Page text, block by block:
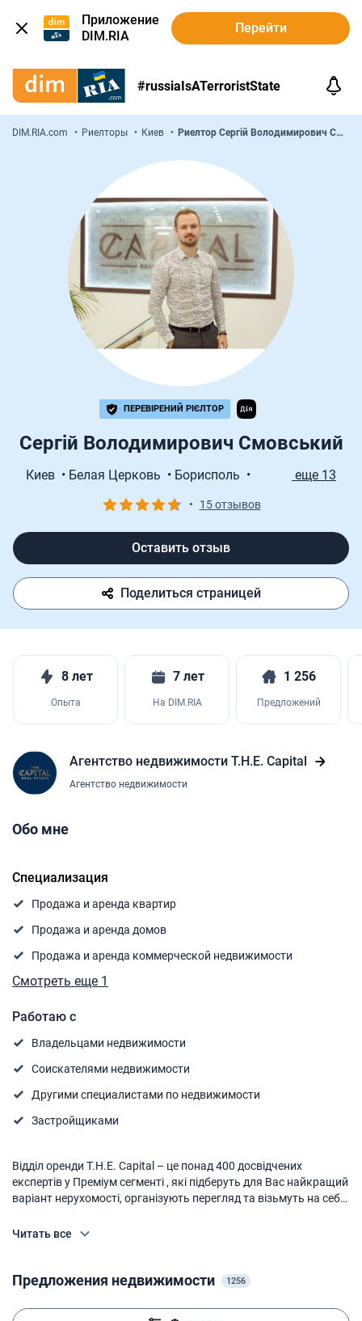
Приложение
DIM.RIA
Перейти
#russiaIsATerroristState
DIM.RIA.com Риелторы Киев Риелтор Сергій Володимирович Смовський
ПЕРЕВІРЕНИЙ РІЄЛТОР
Сергій Володимирович Смовський
Киев • Белая Церковь • Борисполь •
Иванков •Ирпень •
Переяслав‑Хмельницкий •
Яготин •Романовка
еще 13
• 15 отзывов
Оставить отзыв
Поделиться страницей
8 лет
Опыта
7 лет
На DIM.RIA
1 256
Предложений
Агентство недвижимости T.H.E. Capital
Агентство недвижимости
Обо мне
Специализация
Продажа и аренда квартир
Продажа и аренда домов
Продажа и аренда коммерческой недвижимости
Смотреть еще 1
Работаю с
Владельцами недвижимости
Соискателями недвижимости
Другими специалистами по недвижимости
Застройщиками
Відділ оренди T.H.E. Capital – це понад 400 досвідчених
експертів у Преміум сегменті , які підберуть для Вас найкращий
варіант нерухомості, організують перегляд та візьмуть на себе
Читать все
Предложения недвижимости 1256